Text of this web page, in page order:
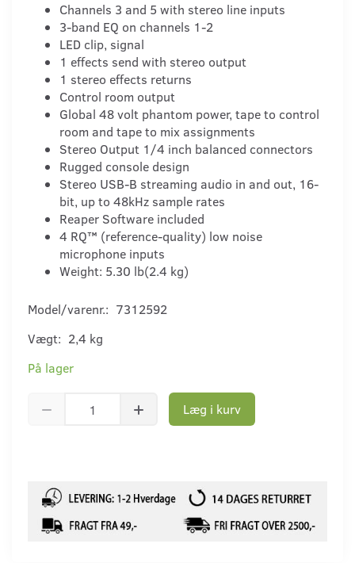
Channels 3 and 5 with stereo line inputs
3-band EQ on channels 1-2
LED clip, signal
1 effects send with stereo output
1 stereo effects returns
Control room output
Global 48 volt phantom power, tape to control
room and tape to mix assignments
Stereo Output 1/4 inch balanced connectors
Rugged console design
Stereo USB-B streaming audio in and out, 16-
bit, up to 48kHz sample rates
Reaper Software included
4 RQ™ (reference-quality) low noise
microphone inputs
Weight: 5.30 lb(2.4 kg)
Model/varenr.: 7312592
Vægt: 2,4 kg
På lager
Læg i kurv